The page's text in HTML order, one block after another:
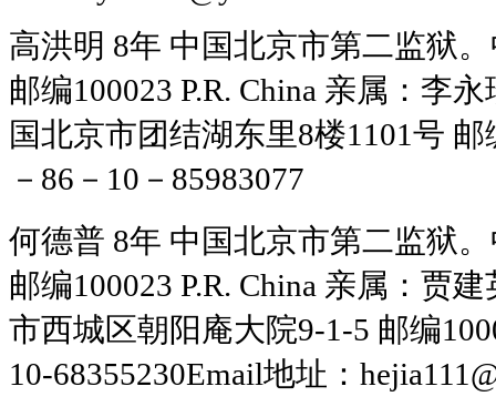
高洪明 8年 中国北京市第二监狱
邮编100023 P.R. China 亲属：李
国北京市团结湖东里8楼1101号 邮
－86－10－85983077
何德普 8年 中国北京市第二监狱
邮编100023 P.R. China 亲属：贾
市西城区朝阳庵大院9-1-5 邮编
10-68355230Email地址：